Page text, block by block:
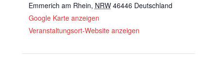
Emmerich am Rhein, NRW 46446 Deutschland
Google Karte anzeigen
Veranstaltungsort-Website anzeigen